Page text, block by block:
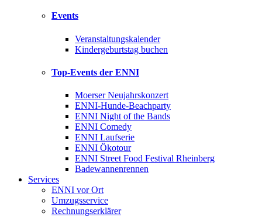
Events
Veranstaltungskalender
Kindergeburtstag buchen
Top-Events der ENNI
Moerser Neujahrskonzert
ENNI-Hunde-Beachparty
ENNI Night of the Bands
ENNI Comedy
ENNI Laufserie
ENNI Ökotour
ENNI Street Food Festival Rheinberg
Badewannenrennen
Services
ENNI vor Ort
Umzugsservice
Rechnungserklärer